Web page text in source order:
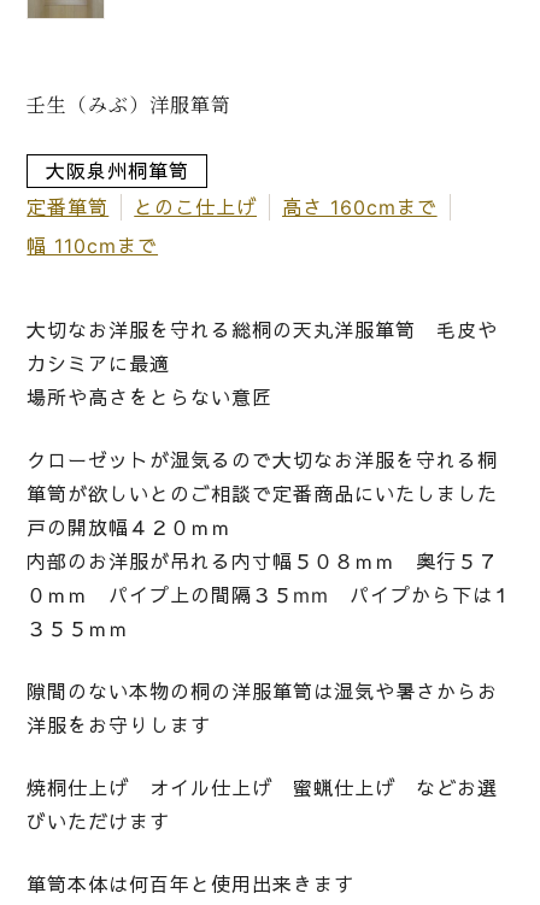
壬生（みぶ）洋服箪笥
大阪泉州桐箪笥
定番箪笥
とのこ仕上げ
高さ 160cmまで
幅 110cmまで
大切なお洋服を守れる総桐の天丸洋服箪笥 毛皮や
カシミアに最適
場所や高さをとらない意匠
クローゼットが湿気るので大切なお洋服を守れる桐
箪笥が欲しいとのご相談で定番商品にいたしました
戸の開放幅４２０ｍｍ
内部のお洋服が吊れる内寸幅５０８ｍｍ 奥行５７
０ｍｍ パイプ上の間隔３５mm パイプから下は１
３５５ｍｍ
隙間のない本物の桐の洋服箪笥は湿気や暑さからお
洋服をお守りします
焼桐仕上げ オイル仕上げ 蜜蝋仕上げ などお選
びいただけます
箪笥本体は何百年と使用出来きます